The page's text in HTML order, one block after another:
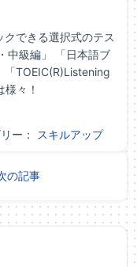
できる選択式のテス
中級編」 「日本語ブ
「TOEIC(R)Listening
々！
ー：
スキルアップ
の記事